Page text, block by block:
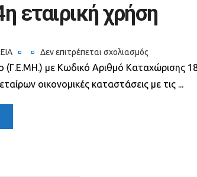
εταιρική χρήση
Δεν επιτρέπεται σχολιασμός
στο
με Κωδικό Αριθμό Καταχώρισης
οικονομικές καταστάσεις με τις ...